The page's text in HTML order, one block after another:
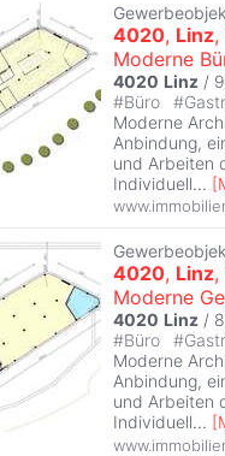
4020, Linz,
Moderne
4020 Linz /
#Büro #
Moderne
Anbindung,
und Arbeiten
Individuell... [
4020, Linz,
Moderne
4020 Linz /
#Büro #
Moderne
Anbindung,
und Arbeiten
Individuell... [